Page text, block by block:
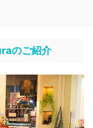
のご紹介